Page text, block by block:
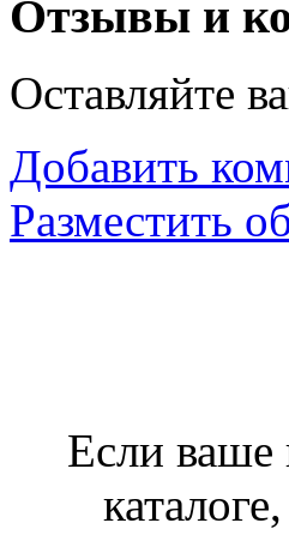
Отзывы и
Оставляйте
Добавить
Разместить
Если ваше